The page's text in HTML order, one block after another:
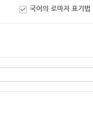
국어의 로마자 표기법